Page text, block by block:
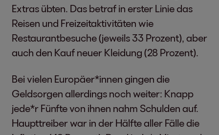
Extras übten. Das betraf in erster Linie das
Reisen und Freizeitaktivitäten wie
Restaurantbesuche (jeweils 33 Prozent), aber
auch den Kauf neuer Kleidung (28 Prozent).
Bei vielen Europäer*innen gingen die
Geldsorgen allerdings noch weiter: Knapp
jede*r Fünfte von ihnen nahm Schulden auf.
Haupttreiber war in der Hälfte aller Fälle die